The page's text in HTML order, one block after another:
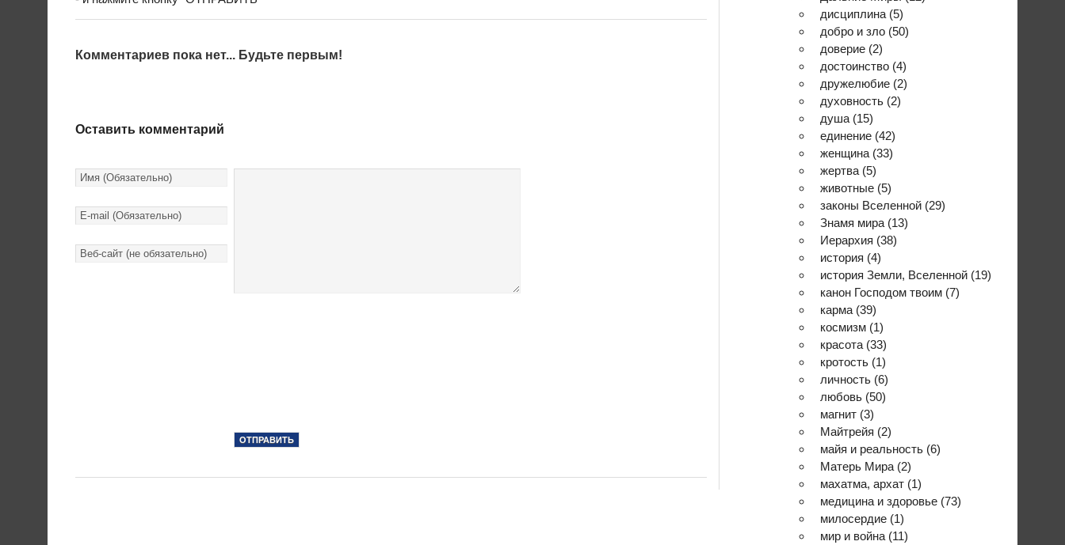
Комментариев пока нет... Будьте первым!
Оставить комментарий
дисциплина (5)
добро и зло (50)
доверие (2)
достоинство (4)
дружелюбие (2)
духовность (2)
душа (15)
единение (42)
женщина (33)
жертва (5)
животные (5)
законы Вселенной (29)
Знамя мира (13)
Иерархия (38)
история (4)
история Земли, Вселенной (19)
канон Господом твоим (7)
карма (39)
космизм (1)
красота (33)
кротость (1)
личность (6)
любовь (50)
магнит (3)
Майтрейя (2)
майя и реальность (6)
Матерь Мира (2)
махатма, архат (1)
медицина и здоровье (73)
милосердие (1)
мир и война (11)